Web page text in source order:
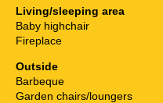
Living/sleeping area
Baby highchair
Fireplace
Outside
Barbeque
Garden chairs/loungers